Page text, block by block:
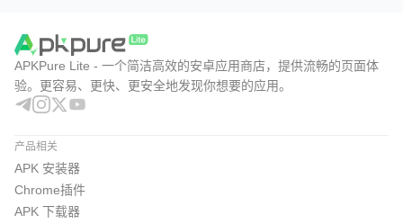
APKPure Lite - 一个简洁高效的安卓应用商店，提供流畅的页面体
验。更容易、更快、更安全地发现你想要的应用。
产品相关
APK 安装器
Chrome插件
APK 下载器